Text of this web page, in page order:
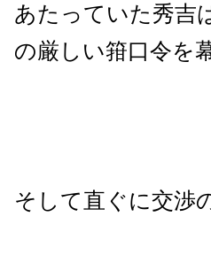
あたっていた秀吉
の厳しい箝口令を
そして直ぐに交渉